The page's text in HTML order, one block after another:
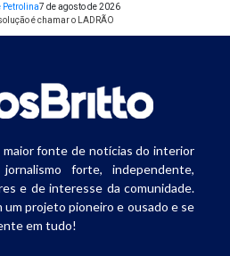
Petrolina7 de agosto de 2026
é chamar o LADRÃO
fonte de notícias do interior
forte, independente,
e de interesse da comunidade.
um projeto pioneiro e ousado e se
em tudo!